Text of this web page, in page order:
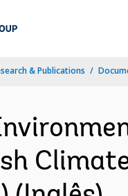
& Publications